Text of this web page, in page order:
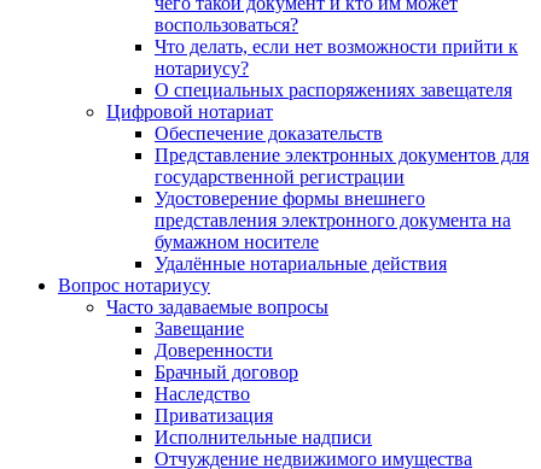
воспользоваться?
Что делать, если нет возможности прийти к
нотариусу?
О специальных распоряжениях завещателя
Цифровой нотариат
Обеспечение доказательств
Представление электронных документов для
государственной регистрации
Удостоверение формы внешнего
представления электронного документа на
бумажном носителе
Удалённые нотариальные действия
Вопрос нотариусу
Часто задаваемые вопросы
Завещание
Доверенности
Брачный договор
Наследство
Приватизация
Исполнительные надписи
Отчуждение недвижимого имущества